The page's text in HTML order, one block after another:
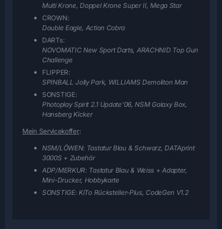
Multi Krone, Doppel Krone Super II, Mega Star
CROWN:
Double Eagle, Action Cobra
DARTs:
NOVOMATIC New Sport Darts, ARACHNID Top Gun
Challenge
FLIPPER:
SPINBALL Jolly Park, WILLIAMS Demoliton Man
SONSTIGE:
Photoplay Spirit 2.1 Update'06, NSM Galaxy Box,
Hansberg Kicker
Mein Servicekoffer:
NSM/LÖWEN: Tastatur Blau & Schwarz, DATAprint
3000S + Zubehör
ADP/MERKUR: Tastatur Blau & Weiss + Adapter,
Mini-Drucker, Hobbykarte
SONSTIGE: KiTo Rücksteller-Plus, CodeGen V1.2